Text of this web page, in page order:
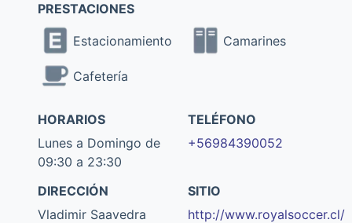
PRESTACIONES
Estacionamiento Camarines
Cafetería
HORARIOS
Lunes a Domingo de
09:30 a 23:30
TELÉFONO
+56984390052
DIRECCIÓN
Vladimir Saavedra
SITIO
http://www.royalsoccer.cl/